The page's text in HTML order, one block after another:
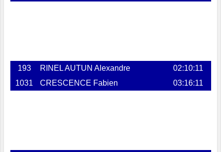
193 RINEL AUTUN Alexandre
02:10:11
1031
CRESCENCE Fabien 03:16:11